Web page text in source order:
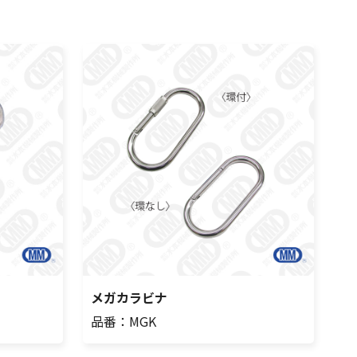
メガカラビナ
品番：MGK